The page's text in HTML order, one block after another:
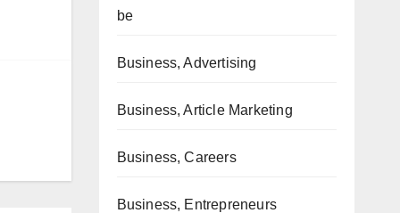
be
Business, Advertising
Business, Article Marketing
Business, Careers
Business, Entrepreneurs